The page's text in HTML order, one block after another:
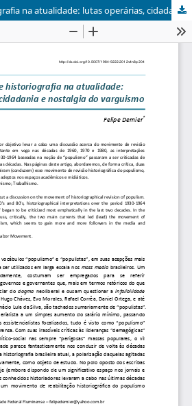
Populismo e historiografia na atualidade: lutas operárias, cidadania e nostalgia do varguismo